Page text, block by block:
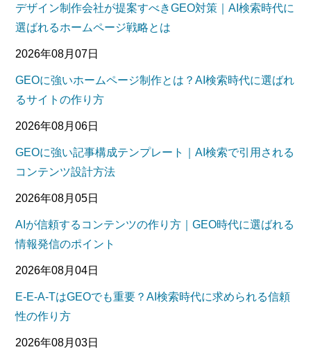
デザイン制作会社が提案すべきGEO対策｜AI検索時代に
選ばれるホームページ戦略とは
2026年08月07日
GEOに強いホームページ制作とは？AI検索時代に選ばれ
るサイトの作り方
2026年08月06日
GEOに強い記事構成テンプレート｜AI検索で引用される
コンテンツ設計方法
2026年08月05日
AIが信頼するコンテンツの作り方｜GEO時代に選ばれる
情報発信のポイント
2026年08月04日
E-E-A-TはGEOでも重要？AI検索時代に求められる信頼
性の作り方
2026年08月03日